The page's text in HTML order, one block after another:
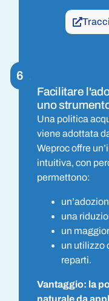
6
Facilitare
uno
Una politica
viene adottata
Weproc offre
intuitiva, con
permettono:
una
un
un utilizzo
reparti.
Vantaggio: la